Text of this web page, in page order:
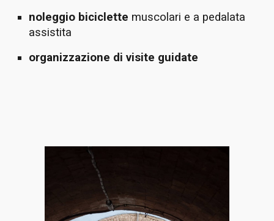
noleggio biciclette muscolari e a pedalata
assistita
organizzazione di visite guidate